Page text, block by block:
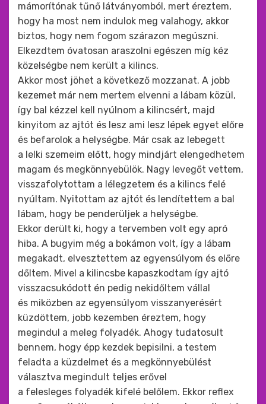
mámorítónak tűnő látványomból, mert éreztem,
hogy ha most nem indulok meg valahogy, akkor
biztos, hogy nem fogom szárazon megúszni.
Elkezdtem óvatosan araszolni egészen míg kéz
közelségbe nem került a kilincs.
Akkor most jöhet a következő mozzanat. A jobb
kezemet már nem mertem elvenni a lábam közül,
így bal kézzel kell nyúlnom a kilincsért, majd
kinyitom az ajtót és lesz ami lesz lépek egyet előre
és befarolok a helységbe. Már csak az lebegett
a lelki szemeim előtt, hogy mindjárt elengedhetem
magam és megkönnyebülök. Nagy levegőt vettem,
visszafolytottam a lélegzetem és a kilincs felé
nyúltam. Nyitottam az ajtót és lendítettem a bal
lábam, hogy be penderüljek a helységbe.
Ekkor derült ki, hogy a tervemben volt egy apró
hiba. A bugyim még a bokámon volt, így a lábam
megakadt, elvesztettem az egyensúlyom és előre
dőltem. Mivel a kilincsbe kapaszkodtam így ajtó
visszacsukódott én pedig nekidőltem vállal
és miközben az egyensúlyom visszanyerésért
küzdöttem, jobb kezemben éreztem, hogy
megindul a meleg folyadék. Ahogy tudatosult
bennem, hogy épp kezdek bepisilni, a testem
feladta a küzdelmet és a megkönnyebülést
választva megindult teljes erővel
a felesleges folyadék kifelé belőlem. Ekkor reflex